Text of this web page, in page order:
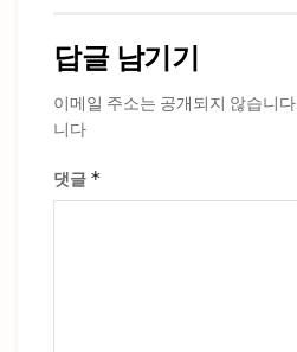
답글 남기기
이메일 주소는 공개되지 않습니다.
니다
댓글 *